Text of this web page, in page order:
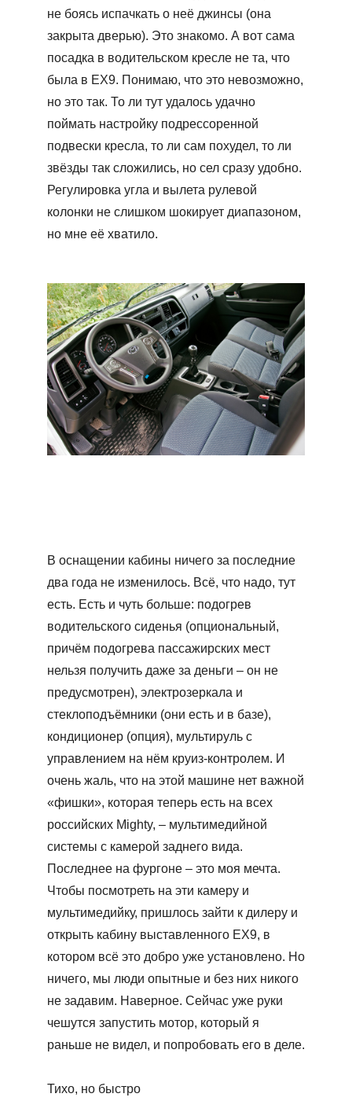
не боясь испачкать о неё джинсы (она
закрыта дверью). Это знакомо. А вот сама
посадка в водительском кресле не та, что
была в ЕХ9. Понимаю, что это невозможно,
но это так. То ли тут удалось удачно
поймать настройку подрессоренной
подвески кресла, то ли сам похудел, то ли
звёзды так сложились, но сел сразу удобно.
Регулировка угла и вылета рулевой
колонки не слишком шокирует диапазоном,
но мне её хватило.
В оснащении кабины ничего за последние
два года не изменилось. Всё, что надо, тут
есть. Есть и чуть больше: подогрев
водительского сиденья (опциональный,
причём подогрева пассажирских мест
нельзя получить даже за деньги – он не
предусмотрен), электрозеркала и
стеклоподъёмники (они есть и в базе),
кондиционер (опция), мультируль с
управлением на нём круиз-контролем. И
очень жаль, что на этой машине нет важной
«фишки», которая теперь есть на всех
российских Mighty, – мультимедийной
системы с камерой заднего вида.
Последнее на фургоне – это моя мечта.
Чтобы посмотреть на эти камеру и
мультимедийку, пришлось зайти к дилеру и
открыть кабину выставленного ЕХ9, в
котором всё это добро уже установлено. Но
ничего, мы люди опытные и без них никого
не задавим. Наверное. Сейчас уже руки
чешутся запустить мотор, который я
раньше не видел, и попробовать его в деле.
Тихо, но быстро